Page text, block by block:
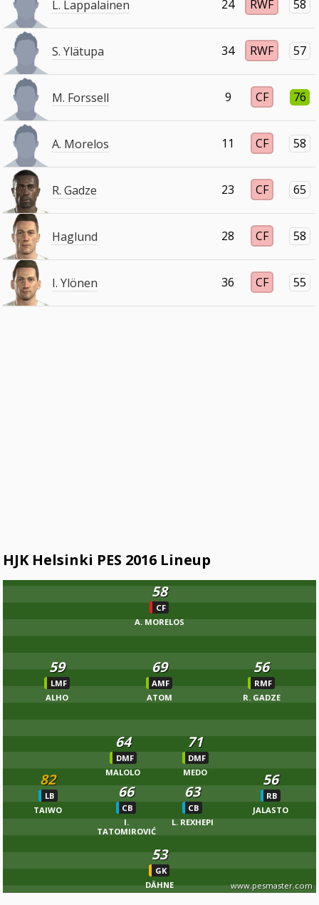
L. Lappalainen 24 RWF 58
S. Ylätupa 34 RWF 57
M. Forssell 9 CF 76
A. Morelos 11 CF 58
R. Gadze 23 CF 65
Haglund 28 CF 58
I. Ylönen 36 CF 55
HJK Helsinki PES 2016 Lineup
53
GK
DÄHNE
63
CB
L. REXHEPI
66
CB
I.
TATOMIROVIĆ
56
RB
JALASTO
82
LB
TAIWO
71
DMF
MEDO
64
DMF
MALOLO
56
RMF
R. GADZE
59
LMF
ALHO
69
AMF
ATOM
58
CF
A. MORELOS
www.pesmaster.com